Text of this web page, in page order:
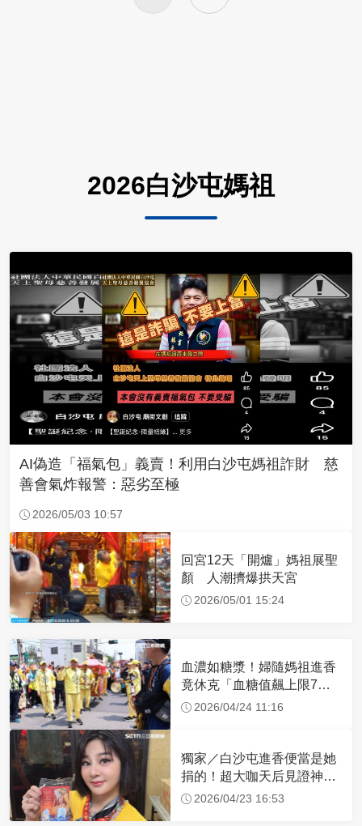
2026白沙屯媽祖
AI偽造「福氣包」義賣！利用白沙屯媽祖詐財 慈
善會氣炸報警：惡劣至極
2026/05/03 10:57
回宮12天「開爐」媽祖展聖
顏 人潮擠爆拱天宮
2026/05/01 15:24
血濃如糖漿！婦隨媽祖進香
竟休克「血糖值飆上限7
倍」 醫曝原因
2026/04/24 11:16
獨家／白沙屯進香便當是她
捐的！超大咖天后見證神
蹟 一靠近媽祖就爆哭
2026/04/23 16:53